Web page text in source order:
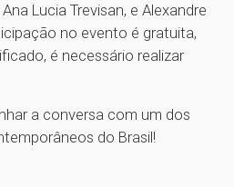
Lucia Trevisan, e Alexandre
no evento é gratuita,
é necessário realizar
a conversa com um dos
do Brasil!